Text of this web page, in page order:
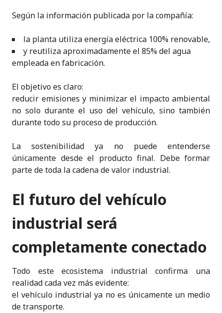
Según la información publicada por la compañía:
la planta utiliza energía eléctrica 100% renovable,
y reutiliza aproximadamente el 85% del agua
empleada en fabricación.
El objetivo es claro:
reducir emisiones y minimizar el impacto ambiental
no solo durante el uso del vehículo, sino también
durante todo su proceso de producción.
La sostenibilidad ya no puede entenderse
únicamente desde el producto final. Debe formar
parte de toda la cadena de valor industrial.
El futuro del vehículo
industrial será
completamente conectado
Todo este ecosistema industrial confirma una
realidad cada vez más evidente:
el vehículo industrial ya no es únicamente un medio
de transporte.